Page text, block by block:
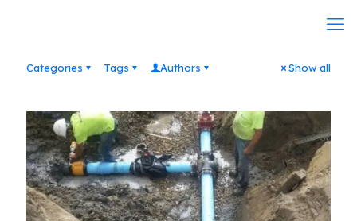
Categories Tags Authors Show all